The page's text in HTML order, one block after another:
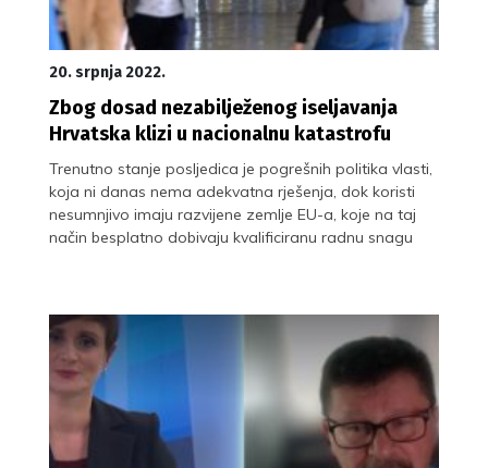
20. srpnja 2022.
Zbog dosad nezabilježenog iseljavanja
Hrvatska klizi u nacionalnu katastrofu
Trenutno stanje posljedica je pogrešnih politika vlasti,
koja ni danas nema adekvatna rješenja, dok koristi
nesumnjivo imaju razvijene zemlje EU-a, koje na taj
način besplatno dobivaju kvalificiranu radnu snagu